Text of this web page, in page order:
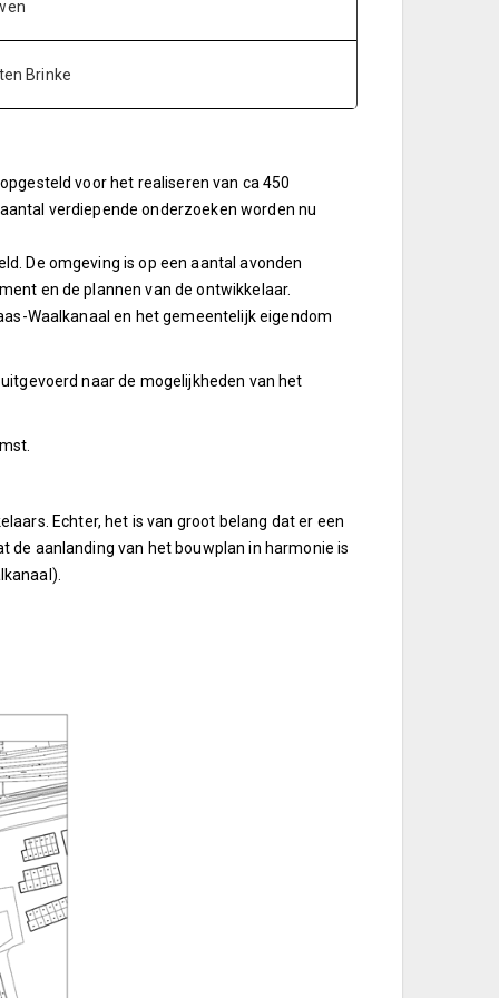
Brinke
voor het realiseren van ca 450
verdiepende onderzoeken worden nu
De omgeving is op een aantal avonden
en de plannen van de ontwikkelaar.
Waalkanaal en het gemeentelijk eigendom
naar de mogelijkheden van het
Echter, het is van groot belang dat er een
aanlanding van het bouwplan in harmonie is